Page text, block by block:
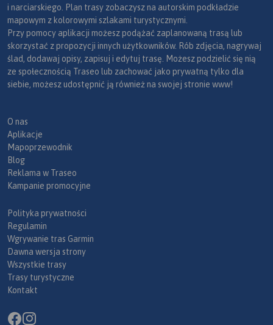
i narciarskiego. Plan trasy zobaczysz na autorskim podkładzie
mapowym z kolorowymi szlakami turystycznymi.
Przy pomocy aplikacji możesz podążać zaplanowaną trasą lub
skorzystać z propozycji innych użytkowników. Rób zdjęcia, nagrywaj
ślad, dodawaj opisy, zapisuj i edytuj trasę. Możesz podzielić się nią
ze społecznością Traseo lub zachować jako prywatną tylko dla
siebie, możesz udostępnić ją również na swojej stronie www!
O nas
Aplikacje
Mapoprzewodnik
Blog
Reklama w Traseo
Kampanie promocyjne
Polityka prywatności
Regulamin
Wgrywanie tras Garmin
Dawna wersja strony
Wszystkie trasy
Trasy turystyczne
Kontakt